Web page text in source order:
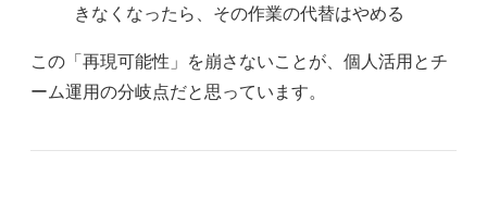
きなくなったら、その作業の代替はやめる
この「再現可能性」を崩さないことが、個人活用とチ
ーム運用の分岐点だと思っています。